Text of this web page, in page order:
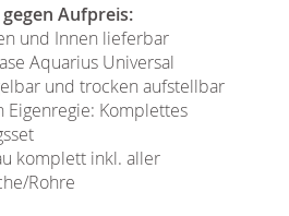
Aufpreis:
und Innen lieferbar
Aquarius Universal
und trocken aufstellbar
Eigenregie: Komplettes
komplett inkl. aller
Rohre